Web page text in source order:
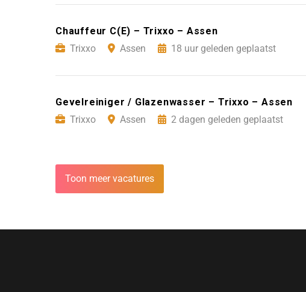
Chauffeur C(E) – Trixxo – Assen
Trixxo
Assen 18 uur geleden geplaatst
Gevelreiniger / Glazenwasser – Trixxo – Assen
Trixxo
Assen 2 dagen geleden geplaatst
Toon meer vacatures